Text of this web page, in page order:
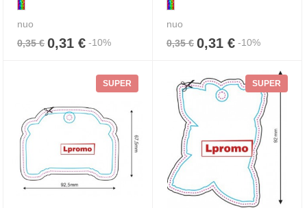
nuo
0,35 € 0,31 € -10%
nuo
0,35 € 0,31 € -10%
SUPER SUPER